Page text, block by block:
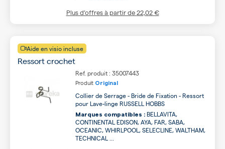
Plus d’offres à partir de22,02 €
Aide en visio incluse
Ressort crochet
Ref. produit : 35007443
Produit Original
Collier de Serrage - Bride de Fixation - Ressort
pour Lave-linge RUSSELL HOBBS
Marques compatibles : BELLAVITA,
CONTINENTAL EDISON, AYA, FAR, SABA,
OCEANIC, WHIRLPOOL, SELECLINE, WALTHAM,
TECHNICAL ...